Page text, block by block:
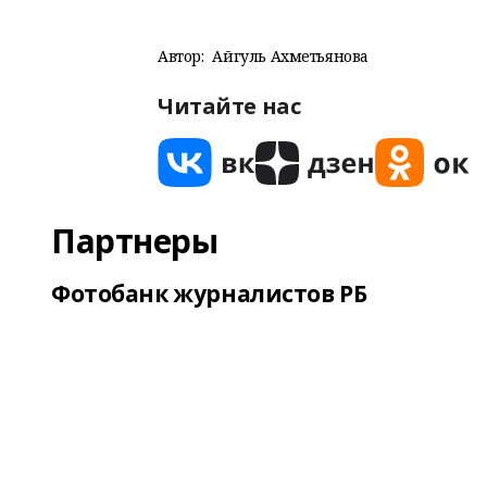
Автор: Айгуль Ахметьянова
Читайте нас
Партнеры
Фотобанк журналистов РБ